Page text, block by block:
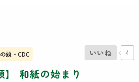
動
頭・CDC
】 和紙の始まり
いいね 4